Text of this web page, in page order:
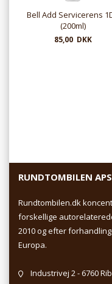
Bell Add Servicerens
(200ml)
85,00 DKK
RUNDTOMBILEN APS
Rundtombilen.dk
forskellige
2010 og efter
Europa.
Industrivej 2 - 6760